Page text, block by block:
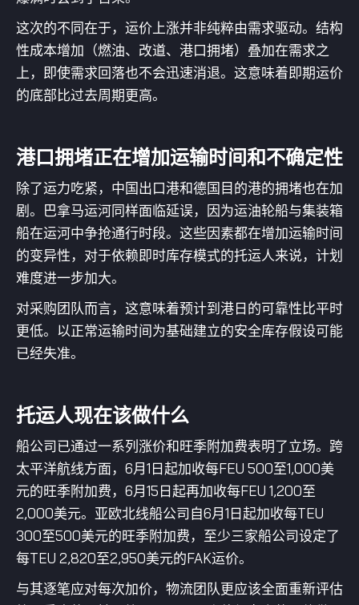
这次的不同在于，运价上涨并非纯粹由需求驱动。结构
性成本增加（燃油、改道、港口拥堵）叠加在需求之
上，即使需求回落也不会迅速消退。这意味着即期运价
的底部比过去周期更高。
港口拥堵正在增加运输时间和不确定性
除了运力吃紧，中国出口港和德国目的港的拥堵也在加
剧。巴拿马运河同样面临延误，因为运油轮船与集装箱
船在运河中争抢通行时段。这些因素都在增加运输时间
的变异性，对于依赖即时库存模式的托运人来说，计划
难度进一步加大。
对采购团队而言，这意味着预计到港日的可靠性比平时
更低。以正常运输时间为基础建立的安全库存假设可能
已经失准。
托运人现在该做什么
船公司已通过一系列涨价和旺季附加费表明了立场。跨
太平洋航线方面，6月1日起加收每FEU 500至1,000美
元的旺季附加费，6月15日起再加收每FEU 1,200至
2,000美元。亚欧北线船公司自6月1日起加收每TEU
300至500美元的旺季附加费，至少三家船公司设定了
每TEU 2,820至2,950美元的FAK运价。
与其逐笔应对每次加价，物流团队更应该全面重新评估